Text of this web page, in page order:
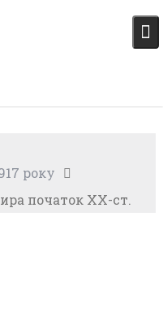
року
початок XX-ст.